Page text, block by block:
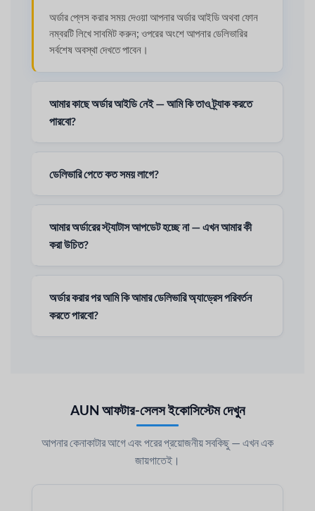
অর্ডার প্লেস করার সময় দেওয়া আপনার অর্ডার আইডি অথবা ফোন
নম্বরটি লিখে সাবমিট করুন; ওপরের অংশে আপনার ডেলিভারির
সর্বশেষ অবস্থা দেখতে পাবেন।
আমার কাছে অর্ডার আইডি নেই — আমি কি তাও ট্র্যাক করতে
পারবো?
ডেলিভারি পেতে কত সময় লাগে?
আমার অর্ডারের স্ট্যাটাস আপডেট হচ্ছে না — এখন আমার কী
করা উচিত?
অর্ডার করার পর আমি কি আমার ডেলিভারি অ্যাড্রেস পরিবর্তন
করতে পারবো?
AUN আফটার-সেলস ইকোসিস্টেম দেখুন
আপনার কেনাকাটার আগে এবং পরের প্রয়োজনীয় সবকিছু — এখন এক
জায়গাতেই।